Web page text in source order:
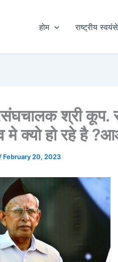
होम राष्ट्रीय
श्री कूप.
मे क्यो हो रहे है
/ February 20, 2023